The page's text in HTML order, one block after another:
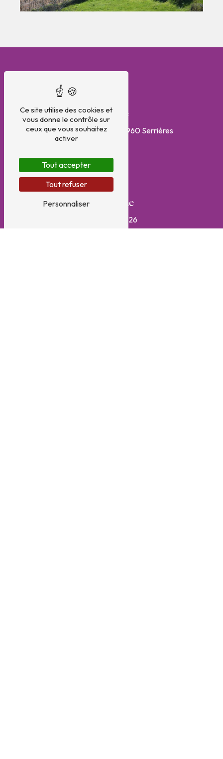
Adresse
320 Route du Breuil 71960 Serrières
Téléphone
06 16 30 02 26
Ce site utilise des cookies et
vous donne le contrôle sur
ceux que vous souhaitez
activer
Tout accepter
Tout refuser
Personnaliser